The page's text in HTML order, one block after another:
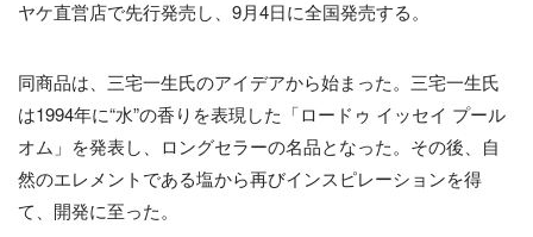
ヤケ直営店で先行発売し、9月4日に全国発売する。
同商品は、三宅一生氏のアイデアから始まった。三宅一生氏
は1994年に“水”の香りを表現した「ロードゥ イッセイ プール
オム」を発表し、ロングセラーの名品となった。その後、自
然のエレメントである塩から再びインスピレーションを得
て、開発に至った。